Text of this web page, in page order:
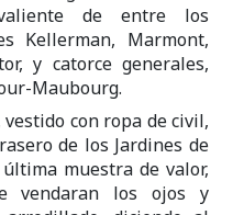
de entre los
Kellerman, Marmont,
y catorce generales,
Maubourg.
con ropa de civil,
de los Jardines de
muestra de valor,
vendaran los ojos y